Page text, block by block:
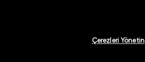
Çerezleri Yönetin